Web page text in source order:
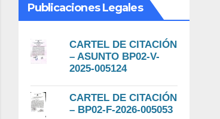
Publicaciones Legales
CARTEL DE CITACIÓN
– ASUNTO BP02-V-
2025-005124
CARTEL DE CITACIÓN
– BP02-F-2026-005053